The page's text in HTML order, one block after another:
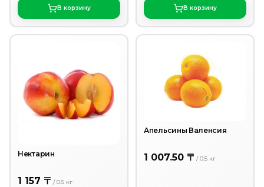
В корзину В корзину
Нектарин
1 157 〒 /0.5 кг
Апельсины Валенсия
1 007.50 〒 /0.5 кг